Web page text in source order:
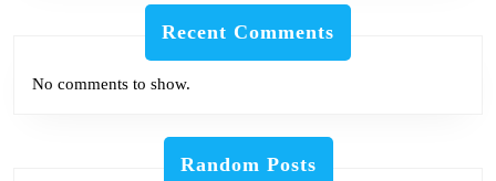
Recent Comments
No comments to show.
Random Posts